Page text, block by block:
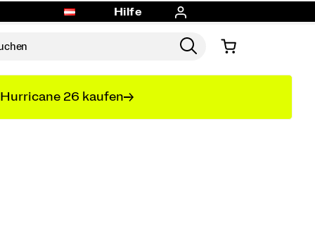
Hilfe
Hurricane 26 kaufen